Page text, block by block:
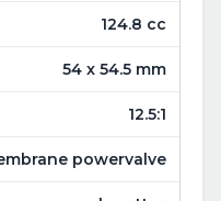
124.8 cc
54 x 54.5 mm
12.5:1
powervalve